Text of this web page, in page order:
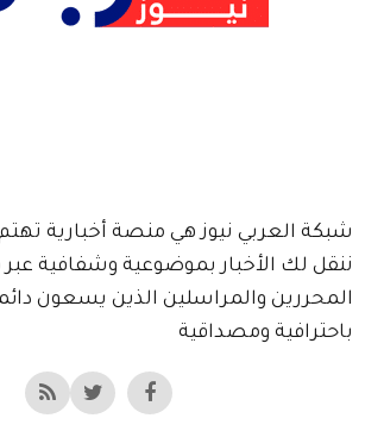
شبكة العربي نيوز هي منصة أخبارية
ننقل لك الأخبار بموضوعية وشفافية
المحررين والمراسلين الذين يسعون
باحترافية ومصداقية